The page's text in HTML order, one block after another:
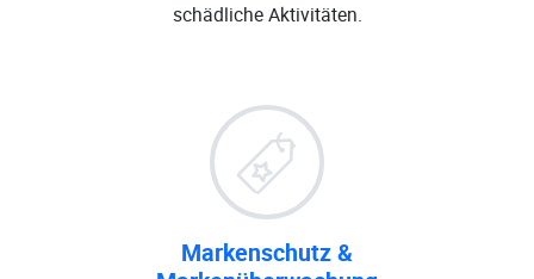
schädliche Aktivitäten.
Markenschutz &